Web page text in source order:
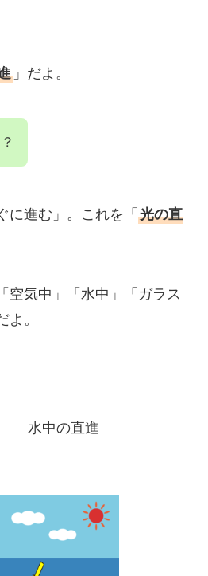
」だよ。
に進む」。これを「 光の直
空気中」「水中」「ガラス
。
水中の直進